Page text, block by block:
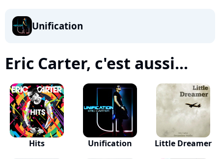
Unification
Eric Carter, c'est aussi...
Hits Unification Little Dreamer